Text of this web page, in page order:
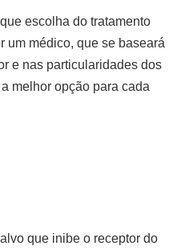
escolha do tratamento
um médico, que se baseará
e nas particularidades dos
melhor opção para cada
que inibe o receptor do